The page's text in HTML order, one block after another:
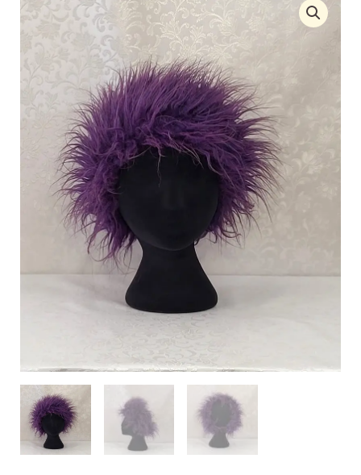
kiekis:
Šilta